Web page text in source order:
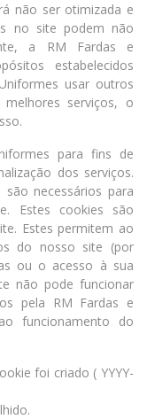
não ser otimizada e
no site podem não
a RM Fardas e
estabelecidos
usar outros
serviços, o
para fins de
dos serviços.
são necessários para
Estes cookies são
Estes permitem ao
do nosso site (por
ou o acesso à sua
não pode funcionar
pela RM Fardas e
funcionamento do
foi criado ( YYYY-